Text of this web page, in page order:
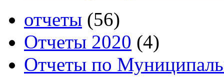
отчеты (56)
Отчеты 2020 (4)
Отчеты по